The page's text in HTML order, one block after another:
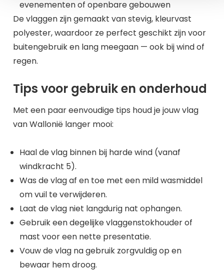
evenementen of openbare gebouwen
De vlaggen zijn gemaakt van stevig, kleurvast
polyester, waardoor ze perfect geschikt zijn voor
buitengebruik en lang meegaan — ook bij wind of
regen.
Tips voor gebruik en onderhoud
Met een paar eenvoudige tips houd je jouw vlag
van Wallonië langer mooi:
Haal de vlag binnen bij harde wind (vanaf
windkracht 5).
Was de vlag af en toe met een mild wasmiddel
om vuil te verwijderen.
Laat de vlag niet langdurig nat ophangen.
Gebruik een degelijke vlaggenstokhouder of
mast voor een nette presentatie.
Vouw de vlag na gebruik zorgvuldig op en
bewaar hem droog.